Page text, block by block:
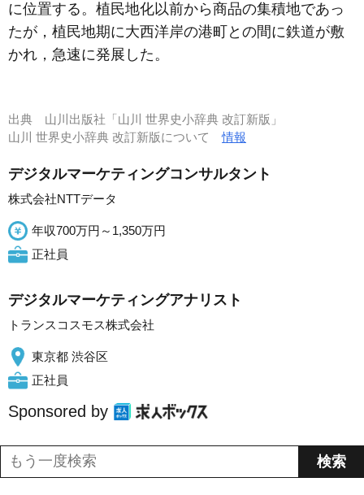
に位置する。植民地化以前から商品の集積地であっ
たが，植民地期に大西洋岸の港町との間に鉄道が敷
かれ，急速に発展した。
出典 山川出版社「山川 世界史小辞典 改訂新版」
山川 世界史小辞典 改訂新版について情報
デジタルマーケティングコンサルタント
株式会社NTTデータ
年収700万円～1,350万円
正社員
デジタルマーケティングアナリスト
トランスコスモス株式会社
東京都 渋谷区
正社員
Sponsored by